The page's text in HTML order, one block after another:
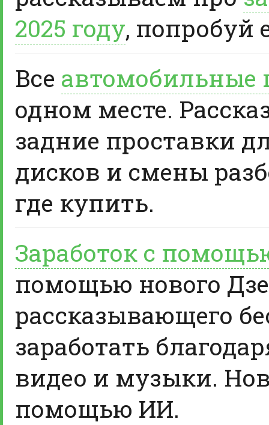
2025 году, попробуй
Все автомобильные
одном месте.
задние проставки
дисков и смены
где купить.
Заработок с
помощью нового
рассказывающего
заработать
видео и музыки.
помощью ИИ.